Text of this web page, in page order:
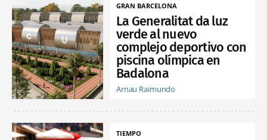
GRAN BARCELONA
La Generalitat da luz
verde al nuevo
complejo deportivo con
piscina olímpica en
Badalona
Arnau Raimundo
TIEMPO